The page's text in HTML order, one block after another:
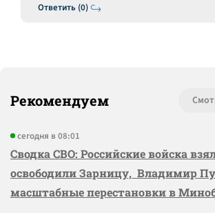
Ответить (0)
Рекомендуем
сегодня в 08:01
Сводка СВО: Российские войска
освободили Зарницу, Владимир
масштабные перестановки в